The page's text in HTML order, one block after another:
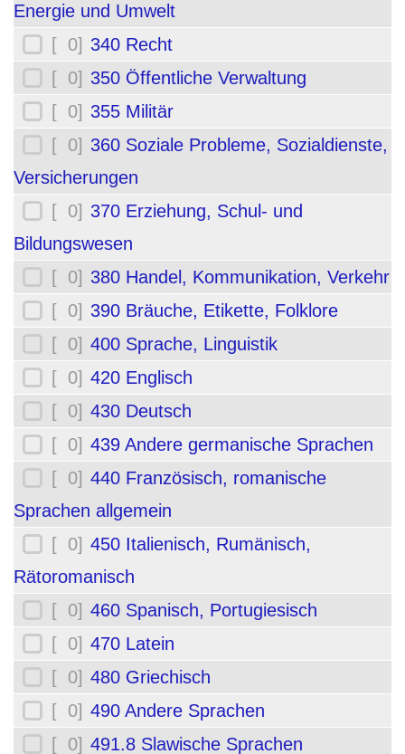
Energie und Umwelt
[ 0] 340 Recht
[ 0] 350 Öffentliche Verwaltung
[ 0] 355 Militär
[ 0] 360 Soziale Probleme, Sozialdienste,
Versicherungen
[ 0] 370 Erziehung, Schul- und
Bildungswesen
[ 0] 380 Handel, Kommunikation, Verkehr
[ 0] 390 Bräuche, Etikette, Folklore
[ 0] 400 Sprache, Linguistik
[ 0] 420 Englisch
[ 0] 430 Deutsch
[ 0] 439 Andere germanische Sprachen
[ 0] 440 Französisch, romanische
Sprachen allgemein
[ 0] 450 Italienisch, Rumänisch,
Rätoromanisch
[ 0] 460 Spanisch, Portugiesisch
[ 0] 470 Latein
[ 0] 480 Griechisch
[ 0] 490 Andere Sprachen
[ 0] 491.8 Slawische Sprachen